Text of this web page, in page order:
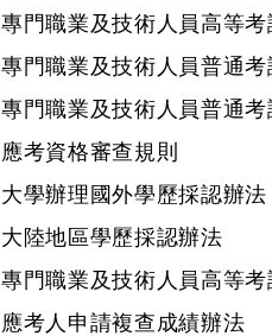
專門職業及技術人員高等考
專門職業及技術人員普通
專門職業及技術人員普通考
應考資格審查規則
大學辦理國外學歷採認辦法
大陸地區學歷採認辦法
專門職業及技術人員高等
應考人申請複查成績辦法